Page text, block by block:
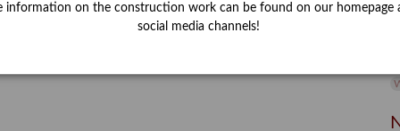
information on the construction work can be found on our homepage
social media channels!